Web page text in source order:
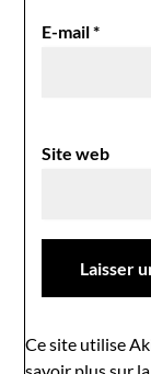
E-mail*
Site web
Ce site utilise